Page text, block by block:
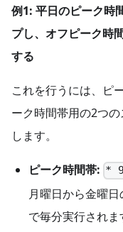
例1: 平日のピーク時
プし、オフピーク時
する
これを行うには、ピ
ーク時間帯用の2つ
します。
ピーク時間帯: *
月曜日から金曜
で毎分実行されま